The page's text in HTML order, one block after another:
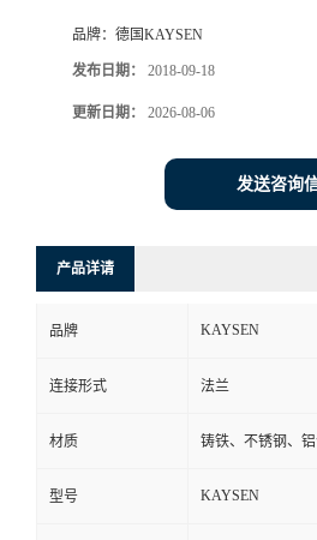
品牌： 德国KAYSEN
发布日期： 2018-09-18
更新日期： 2026-08-06
发送咨询
产品详请
品牌 KAYSEN
连接形式 法兰
材质 铸铁、不锈钢、
型号 KAYSEN